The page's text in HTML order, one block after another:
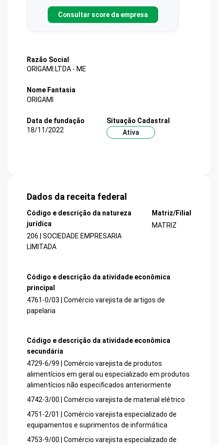
Consultar score da empresa
Razão Social
ORIGAMI LTDA - ME
Nome Fantasia
ORIGAMI
Data de fundação
18/11/2022
Situação Cadastral
Ativa
Dados da receita federal
Código e descrição da natureza
jurídica
206 | SOCIEDADE EMPRESARIA
LIMITADA
Matriz/Filial
MATRIZ
Código e descrição da atividade econômica
principal
4761-0/03 | Comércio varejista de artigos de
papelaria
Código e descrição da atividade econômica
secundária
4729-6/99 | Comércio varejista de produtos
alimentícios em geral ou especializado em produtos
alimentícios não especificados anteriormente
4742-3/00 | Comércio varejista de material elétrico
4751-2/01 | Comércio varejista especializado de
equipamentos e suprimentos de informática
4753-9/00 | Comércio varejista especializado de